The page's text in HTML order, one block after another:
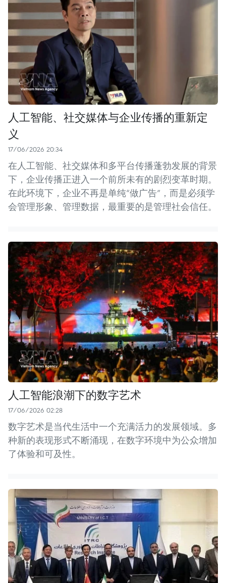
人工智能、社交媒体与企业传播的重新定
义
17/06/2026 20:34
在人工智能、社交媒体和多平台传播蓬勃发展的背景
下，企业传播正进入一个前所未有的剧烈变革时期。
在此环境下，企业不再是单纯“做广告”，而是必须学
会管理形象、管理数据，最重要的是管理社会信任。
人工智能浪潮下的数字艺术
17/06/2026 02:28
数字艺术是当代生活中一个充满活力的发展领域。多
种新的表现形式不断涌现，在数字环境中为公众增加
了体验和可及性。